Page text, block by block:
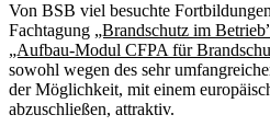
Von BSB viel besuchte
Fachtagung „Brandschutz im
„Aufbau-Modul CFPA für
sowohl wegen des sehr
der Möglichkeit, mit einem
abzuschließen, attraktiv.